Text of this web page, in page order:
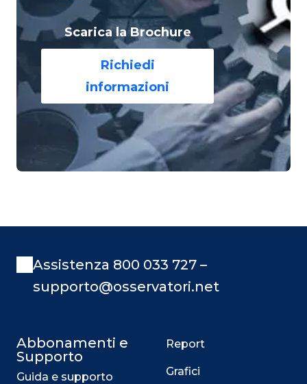
Scarica la Brochure
Richiedi
informazioni
Assistenza 800 033 727 –
supporto@osservatori.net
Abbonamenti e
Supporto
Guida e supporto
Report
Grafici